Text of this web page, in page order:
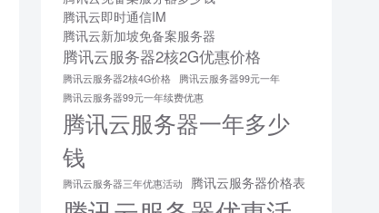
腾讯云即时通信IM
腾讯云新加坡免备案服务器
腾讯云服务器2核2G优惠价格
腾讯云服务器2核4G价格
腾讯云服务器99元一年
腾讯云服务器99元一年续费优惠
腾讯云服务器一年多少
钱
腾讯云服务器三年优惠活动 腾讯云服务器价格表